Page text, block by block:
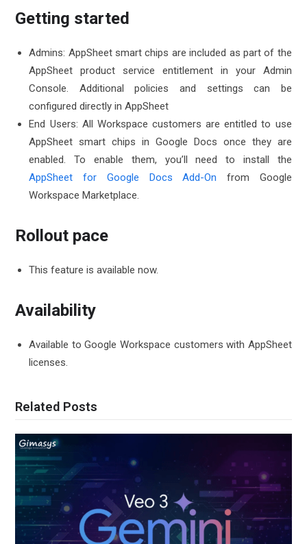
Getting started
Admins: AppSheet smart chips are included as part of the
AppSheet product service entitlement in your Admin
Console. Additional policies and settings can be
configured directly in AppSheet
End Users: All Workspace customers are entitled to use
AppSheet smart chips in Google Docs once they are
enabled. To enable them, you’ll need to install the
AppSheet for Google Docs Add-On from Google
Workspace Marketplace.
Rollout pace
This feature is available now.
Availability
Available to Google Workspace customers with AppSheet
licenses.
Related Posts